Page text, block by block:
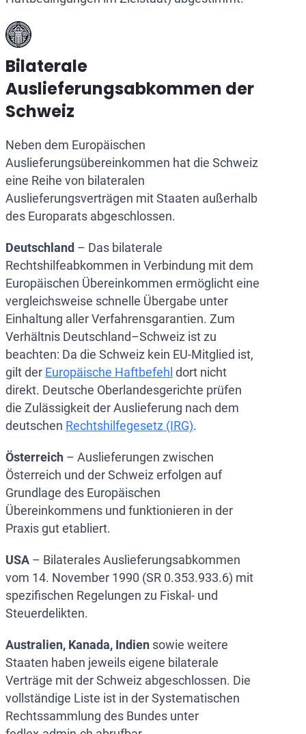
Bilaterale
Auslieferungsabkommen der
Schweiz
Neben dem Europäischen
Auslieferungsübereinkommen hat die Schweiz
eine Reihe von bilateralen
Auslieferungsverträgen mit Staaten außerhalb
des Europarats abgeschlossen.
Deutschland – Das bilaterale
Rechtshilfeabkommen in Verbindung mit dem
Europäischen Übereinkommen ermöglicht eine
vergleichsweise schnelle Übergabe unter
Einhaltung aller Verfahrensgarantien. Zum
Verhältnis Deutschland–Schweiz ist zu
beachten: Da die Schweiz kein EU-Mitglied ist,
gilt der Europäische Haftbefehl dort nicht
direkt. Deutsche Oberlandesgerichte prüfen
die Zulässigkeit der Auslieferung nach dem
deutschen Rechtshilfegesetz (IRG).
Österreich – Auslieferungen zwischen
Österreich und der Schweiz erfolgen auf
Grundlage des Europäischen
Übereinkommens und funktionieren in der
Praxis gut etabliert.
USA – Bilaterales Auslieferungsabkommen
vom 14. November 1990 (SR 0.353.933.6) mit
spezifischen Regelungen zu Fiskal- und
Steuerdelikten.
Australien, Kanada, Indien sowie weitere
Staaten haben jeweils eigene bilaterale
Verträge mit der Schweiz abgeschlossen. Die
vollständige Liste ist in der Systematischen
Rechtssammlung des Bundes unter